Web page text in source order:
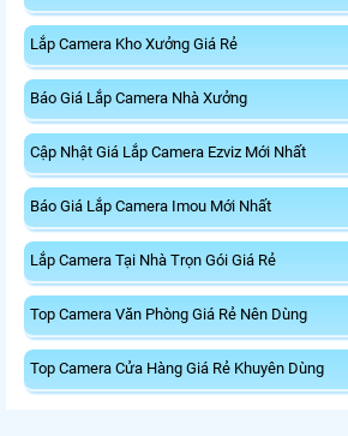
Lắp Camera Kho Xưởng Giá Rẻ
Báo Giá Lắp Camera Nhà Xưởng
Cập Nhật Giá Lắp Camera Ezviz Mới Nhất
Báo Giá Lắp Camera Imou Mới Nhất
Lắp Camera Tại Nhà Trọn Gói Giá Rẻ
Top Camera Văn Phòng Giá Rẻ Nên Dùng
Top Camera Cửa Hàng Giá Rẻ Khuyên Dùng